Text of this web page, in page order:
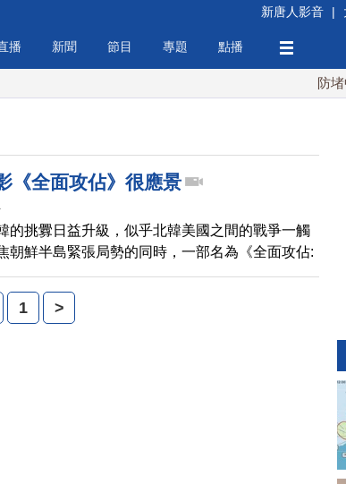
新唐人影音 |
播 新聞 節目 專題 點播
防堵中
《全面攻佔》很應景
的挑釁日益升級，似乎北韓美國之間的戰爭一觸
朝鮮半島緊張局勢的同時，一部名為《全面攻佔:
吸引了大家的注意，因為它實在太應景。
1 >